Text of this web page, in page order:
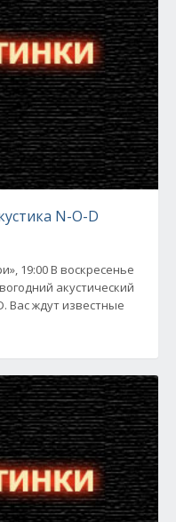
N-O-D
19:00 В воскресенье
акустический
Вас ждут известные